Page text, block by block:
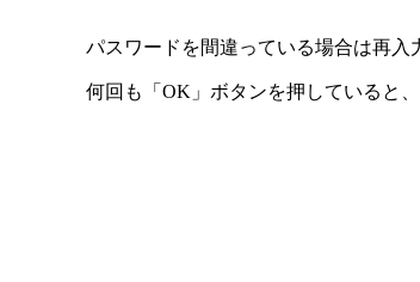
パスワードを間違っている場合は再入
何回も「OK」ボタンを押していると